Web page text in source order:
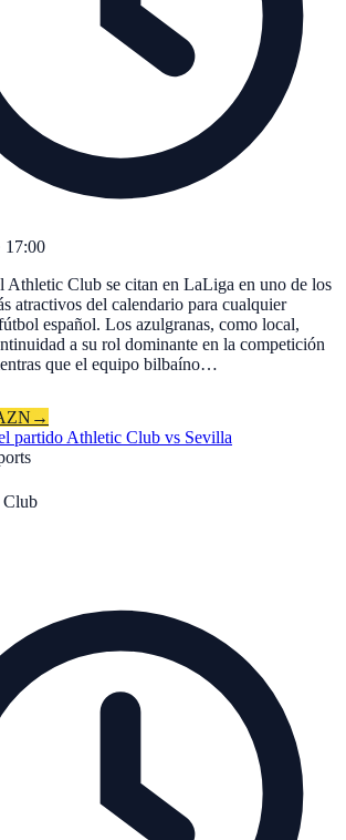
17:00
Athletic Club se citan en LaLiga en uno de los
atractivos del calendario para cualquier
español. Los azulgranas, como local,
a su rol dominante en la competición
que el equipo bilbaíno…
→
partido Athletic Club vs Sevilla
Club